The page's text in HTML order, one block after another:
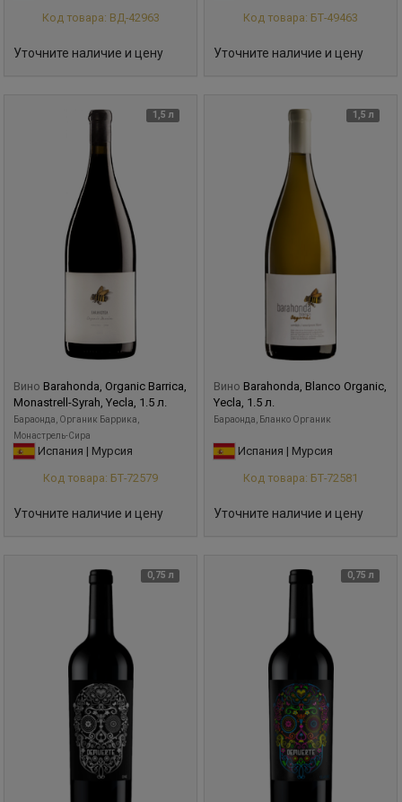
Код товара: ВД-42963
Уточните наличие и цену
Код товара: БТ-49463
Уточните наличие и цену
1,5 л
Вино Barahonda, Organic Barrica,
Monastrell-Syrah, Yecla, 1.5 л.
Бараонда, Органик Баррика,
Монастрель-Сира
Испания | Мурсия
Код товара: БТ-72579
Уточните наличие и цену
1,5 л
Вино Barahonda, Blanco Organic,
Yecla, 1.5 л.
Бараонда, Бланко Органик
Испания | Мурсия
Код товара: БТ-72581
Уточните наличие и цену
0,75 л 0,75 л